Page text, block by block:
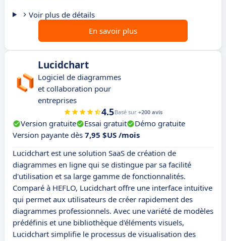
Voir plus de détails
En savoir plus
Lucidchart
Logiciel de diagrammes
et collaboration pour
entreprises
4.5Basé sur +200 avis
Version gratuite Essai gratuit
Démo gratuite
Version payante dès 7,95 $US /mois
Lucidchart est une solution SaaS de création de
diagrammes en ligne qui se distingue par sa facilité
d'utilisation et sa large gamme de fonctionnalités.
Comparé à HEFLO, Lucidchart offre une interface intuitive
qui permet aux utilisateurs de créer rapidement des
diagrammes professionnels. Avec une variété de modèles
prédéfinis et une bibliothèque d'éléments visuels,
Lucidchart simplifie le processus de visualisation des